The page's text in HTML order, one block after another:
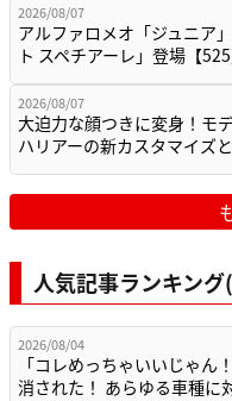
2026/08/07
アルファロメオ「ジュニア
ト スペチアーレ」登場【
2026/08/07
大迫力な顔つきに変身！モ
ハリアーの新カスタマイズ
人気記事ランキン
2026/08/04
「コレめっちゃいいじゃん
消された！ あらゆる車種に